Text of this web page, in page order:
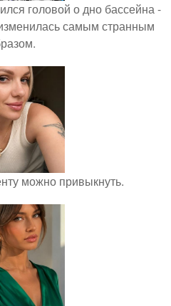
головой о дно бассейна -
самым странным
можно привыкнуть.